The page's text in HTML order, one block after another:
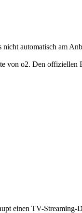
automatisch am
von o2. Den offiziellen
einen TV-Streaming-